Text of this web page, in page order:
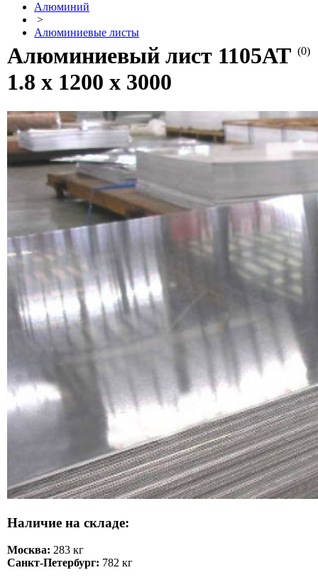
Алюминий
>
Алюминиевые листы
(0)
Алюминиевый лист 1105АТ
1.8 х 1200 х 3000
Наличие на складе:
Москва: 283 кг
Санкт-Петербург: 782 кг